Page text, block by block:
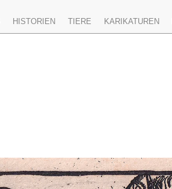
HISTORIEN TIERE KARIKATUREN